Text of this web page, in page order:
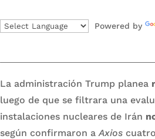
Powered by
La administración Trump planea
luego de que se filtrara una
instalaciones nucleares de Irán
según confirmaron a Axioscuatro